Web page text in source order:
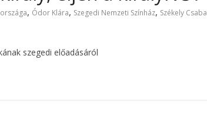
, Ódor Klára, Szegedi Nemzeti Színház, Székely Csaba
szegedi előadásáról